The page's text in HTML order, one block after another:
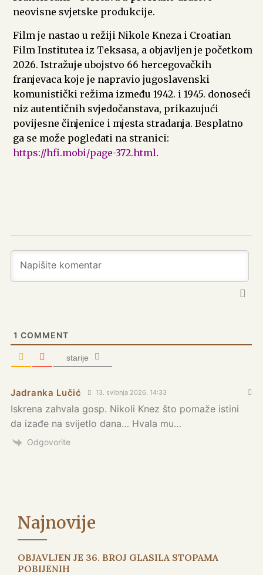
neovisne svjetske produkcije.
Film je nastao u režiji Nikole Kneza i Croatian
Film Institutea iz Teksasa, a objavljen je početkom
2026. Istražuje ubojstvo 66 hercegovačkih
franjevaca koje je napravio jugoslavenski
komunistički režima između 1942. i 1945. donoseći
niz autentičnih svjedočanstava, prikazujući
povijesne činjenice i mjesta stradanja. Besplatno
ga se može pogledati na stranici:
https://hfi.mobi/page-372.html.
1 COMMENT
starije
Jadranka Lučić 13. svibnja 2026. 14:33
Iskrena zahvala gosp. Nikoli Knez što pomaže istini
da izađe na svijetlo dana… Hvala mu…
Odgovorite
Najnovije
OBJAVLJEN JE 36. BROJ GLASILA STOPAMA
POBIJENIH